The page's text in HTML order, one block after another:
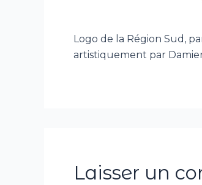
Logo de la Région Sud,
artistiquement par
Laisser un